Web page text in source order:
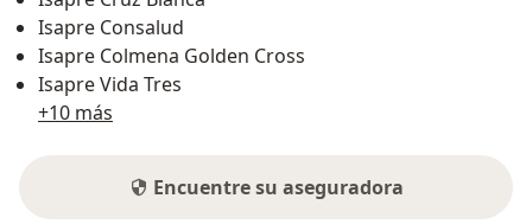
Isapre Consalud
Isapre Colmena Golden Cross
Isapre Vida Tres
+10 más
Encuentre su aseguradora